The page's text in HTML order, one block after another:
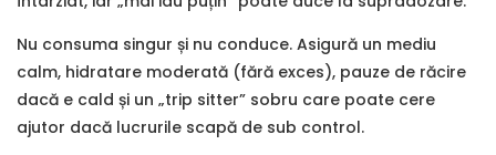
Nu consuma singur și nu conduce. Asigură un mediu
calm, hidratare moderată (fără exces), pauze de răcire
dacă e cald și un „trip sitter” sobru care poate cere
ajutor dacă lucrurile scapă de sub control.